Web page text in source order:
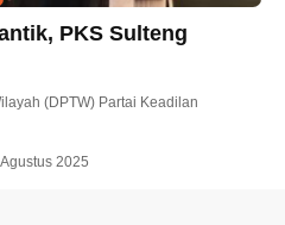
PKS Sulteng
(DPTW) Partai Keadilan
2025